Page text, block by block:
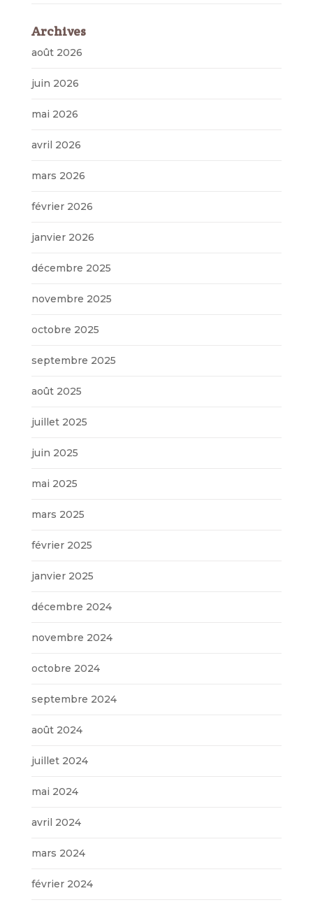
Archives
août 2026
juin 2026
mai 2026
avril 2026
mars 2026
février 2026
janvier 2026
décembre 2025
novembre 2025
octobre 2025
septembre 2025
août 2025
juillet 2025
juin 2025
mai 2025
mars 2025
février 2025
janvier 2025
décembre 2024
novembre 2024
octobre 2024
septembre 2024
août 2024
juillet 2024
mai 2024
avril 2024
mars 2024
février 2024